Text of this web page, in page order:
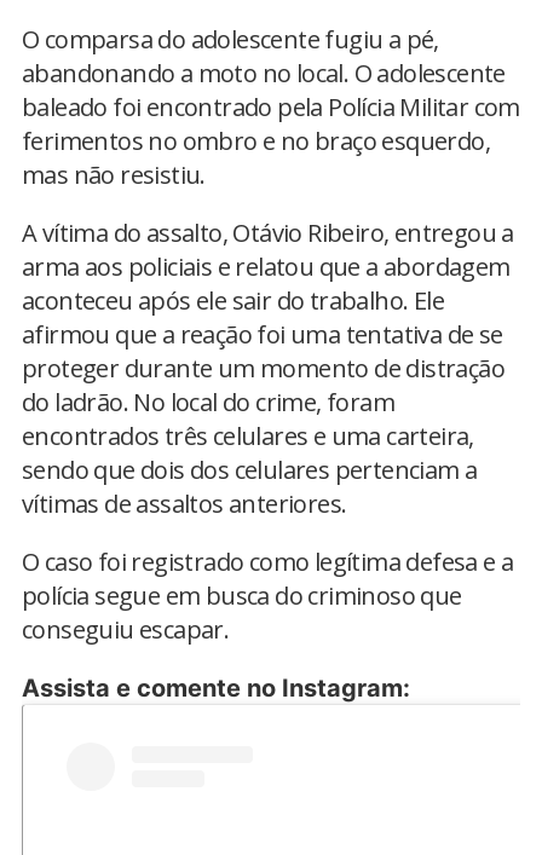
O comparsa do adolescente fugiu a pé,
abandonando a moto no local. O adolescente
baleado foi encontrado pela Polícia Militar com
ferimentos no ombro e no braço esquerdo,
mas não resistiu.
A vítima do assalto, Otávio Ribeiro, entregou a
arma aos policiais e relatou que a abordagem
aconteceu após ele sair do trabalho. Ele
afirmou que a reação foi uma tentativa de se
proteger durante um momento de distração
do ladrão. No local do crime, foram
encontrados três celulares e uma carteira,
sendo que dois dos celulares pertenciam a
vítimas de assaltos anteriores.
O caso foi registrado como legítima defesa e a
polícia segue em busca do criminoso que
conseguiu escapar.
Assista e comente no Instagram: